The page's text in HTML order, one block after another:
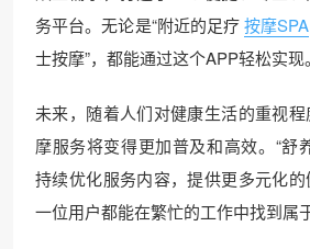
务平台。无论是“附近的足疗按摩SPA
士按摩”，都能通过这个APP轻松实现。
未来，随着人们对健康生活的重视
摩服务将变得更加普及和高效。“舒
持续优化服务内容，提供更多元化
一位用户都能在繁忙的工作中找到属